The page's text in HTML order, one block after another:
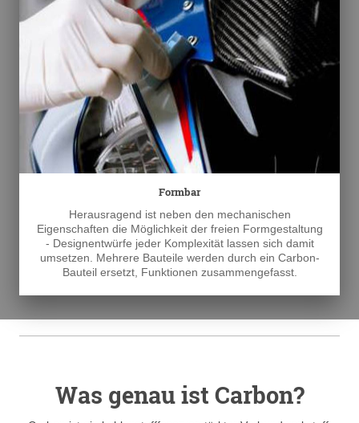
Formbar
Herausragend ist neben den mechanischen
Eigenschaften die Möglichkeit der freien Formgestaltung
- Designentwürfe jeder Komplexität lassen sich damit
umsetzen. Mehrere Bauteile werden durch ein Carbon-
Bauteil ersetzt, Funktionen zusammengefasst.
Was genau ist Carbon?